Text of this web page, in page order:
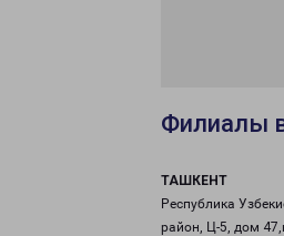
Филиалы
ТАШКЕНТ
Республика
район, Ц-5, дом